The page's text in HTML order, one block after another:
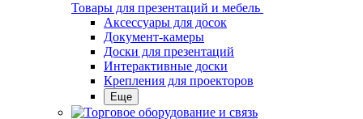
Товары для презентаций и мебель
Аксессуары для досок
Документ-камеры
Доски для презентаций
Интерактивные доски
Крепления для проекторов
Еще